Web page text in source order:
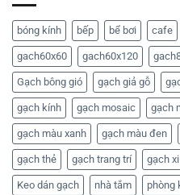
bóng kính bếp bể bơi cafe
gach60x60 gach60x120
Gạch bông gió gạch giả gỗ
gạch kính gạch mosaic gạch
gạch màu xanh gạch màu đen
gạch thẻ gạch trang trí gạch
Keo dán gạch nhà tắm phòng